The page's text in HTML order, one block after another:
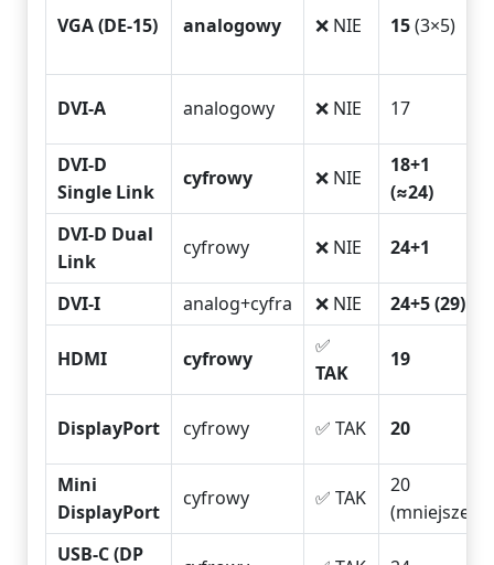
VGA (DE-15) analogowy ❌ NIE 15(3×5)
DVI-A analogowy ❌ NIE 17
DVI-D
Single Link
cyfrowy ❌ NIE
18+1
(≈24)
DVI-D Dual
Link
cyfrowy ❌ NIE 24+1
DVI-I analog+cyfra ❌ NIE 24+5 (29)
HDMI cyfrowy
✅
TAK
19
DisplayPort cyfrowy ✅ TAK 20
Mini
DisplayPort
cyfrowy ✅ TAK
20
(mniejsze)
USB-C (DP